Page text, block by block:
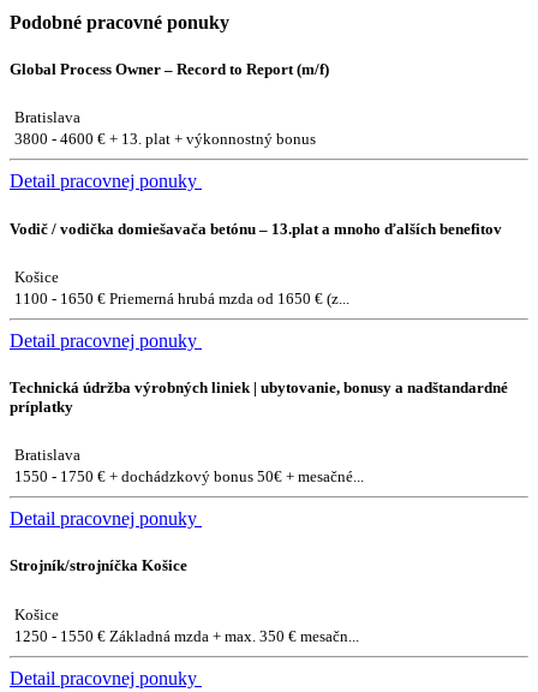
Podobné pracovné ponuky
Global Process Owner – Record to Report (m/f)
Bratislava
3800 - 4600 € + 13. plat + výkonnostný bonus
Detail pracovnej ponuky
Vodič / vodička domiešavača betónu – 13.plat a mnoho ďalších benefitov
Košice
1100 - 1650 € Priemerná hrubá mzda od 1650 € (z...
Detail pracovnej ponuky
Technická údržba výrobných liniek | ubytovanie, bonusy a nadštandardné
príplatky
Bratislava
1550 - 1750 € + dochádzkový bonus 50€ + mesačné...
Detail pracovnej ponuky
Strojník/strojníčka Košice
Košice
1250 - 1550 € Základná mzda + max. 350 € mesačn...
Detail pracovnej ponuky